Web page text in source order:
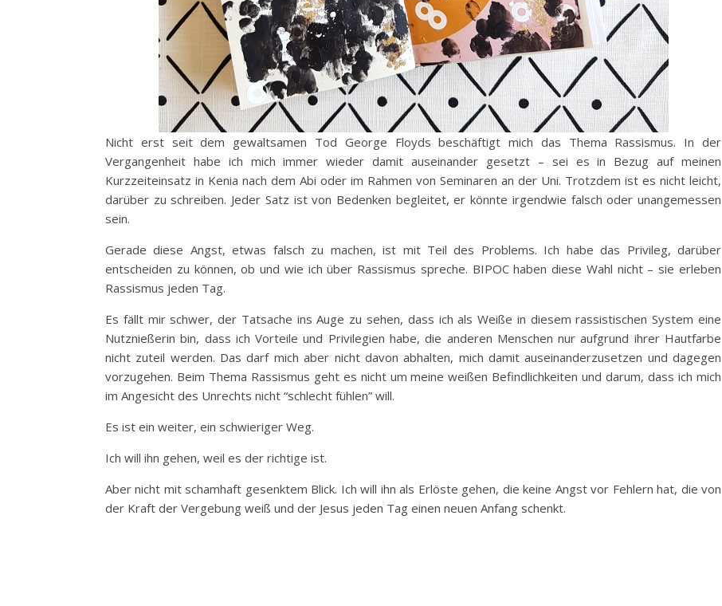
Nicht erst seit dem gewaltsamen Tod George Floyds beschäftigt mich das Thema Rassismus. In der
Vergangenheit habe ich mich immer wieder damit auseinander gesetzt – sei es in Bezug auf meinen
Kurzzeiteinsatz in Kenia nach dem Abi oder im Rahmen von Seminaren an der Uni. Trotzdem ist es nicht leicht,
darüber zu schreiben. Jeder Satz ist von Bedenken begleitet, er könnte irgendwie falsch oder unangemessen
sein.
Gerade diese Angst, etwas falsch zu machen, ist mit Teil des Problems. Ich habe das Privileg, darüber
entscheiden zu können, ob und wie ich über Rassismus spreche. BIPOC haben diese Wahl nicht – sie erleben
Rassismus jeden Tag.
Es fällt mir schwer, der Tatsache ins Auge zu sehen, dass ich als Weiße in diesem rassistischen System eine
Nutznießerin bin, dass ich Vorteile und Privilegien habe, die anderen Menschen nur aufgrund ihrer Hautfarbe
nicht zuteil werden. Das darf mich aber nicht davon abhalten, mich damit auseinanderzusetzen und dagegen
vorzugehen. Beim Thema Rassismus geht es nicht um meine weißen Befindlichkeiten und darum, dass ich mich
im Angesicht des Unrechts nicht “schlecht fühlen” will.
Es ist ein weiter, ein schwieriger Weg.
Ich will ihn gehen, weil es der richtige ist.
Aber nicht mit schamhaft gesenktem Blick. Ich will ihn als Erlöste gehen, die keine Angst vor Fehlern hat, die von
der Kraft der Vergebung weiß und der Jesus jeden Tag einen neuen Anfang schenkt.